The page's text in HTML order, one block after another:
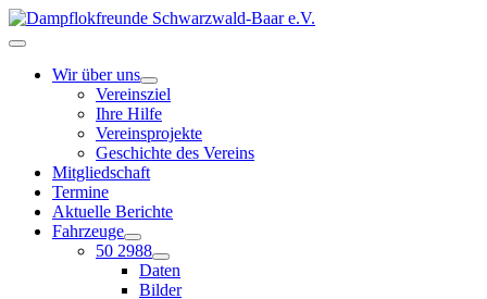
Wir über uns
Vereinsziel
Ihre Hilfe
Vereinsprojekte
Geschichte des Vereins
Mitgliedschaft
Termine
Aktuelle Berichte
Fahrzeuge
50 2988
Daten
Bilder